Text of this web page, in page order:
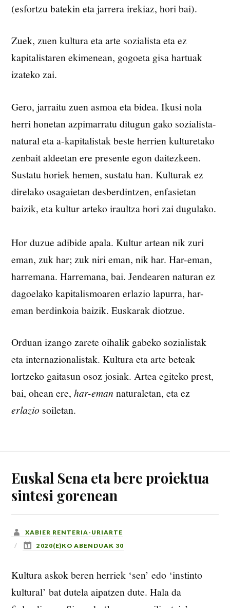
(esfortzu batekin eta jarrera irekiaz, hori bai).
Zuek, zuen kultura eta arte sozialista eta ez
kapitalistaren ekimenean, gogoeta gisa hartuak
izateko zai.
Gero, jarraitu zuen asmoa eta bidea. Ikusi nola
herri honetan azpimarratu ditugun gako sozialista-
natural eta a-kapitalistak beste herrien kulturetako
zenbait aldeetan ere presente egon daitezkeen.
Sustatu horiek hemen, sustatu han. Kulturak ez
direlako osagaietan desberdintzen, enfasietan
baizik, eta kultur arteko iraultza hori zai dugulako.
Hor duzue adibide apala. Kultur artean nik zuri
eman, zuk har; zuk niri eman, nik har. Har-eman,
harremana. Harremana, bai. Jendearen naturan ez
dagoelako kapitalismoaren erlazio lapurra, har-
eman berdinkoia baizik. Euskarak diotzue.
Orduan izango zarete oihalik gabeko sozialistak
eta internazionalistak. Kultura eta arte beteak
lortzeko gaitasun osoz josiak. Artea egiteko prest,
bai, ohean ere,har-eman naturaletan, eta ez
erlazio soiletan.
Euskal Sena eta bere proiektua
sintesi gorenean
XABIER RENTERIA-URIARTE
2020(E)KO ABENDUAK 30
Kultura askok beren herriek ‘sen’ edo ‘instinto
kultural’ bat dutela aipatzen dute. Hala da